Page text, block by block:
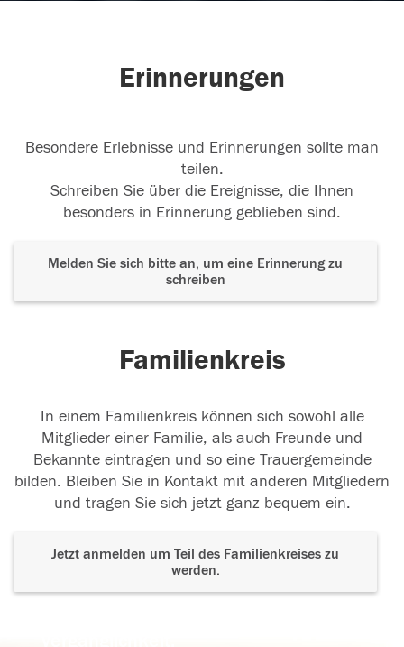
Erinnerungen
Besondere Erlebnisse und Erinnerungen sollte man
teilen.
Schreiben Sie über die Ereignisse, die Ihnen
besonders in Erinnerung geblieben sind.
Melden Sie sich bitte an, um eine Erinnerung zu
schreiben
Familienkreis
In einem Familienkreis können sich sowohl alle
Mitglieder einer Familie, als auch Freunde und
Bekannte eintragen und so eine Trauergemeinde
bilden. Bleiben Sie in Kontakt mit anderen Mitgliedern
und tragen Sie sich jetzt ganz bequem ein.
Jetzt anmelden um Teil des Familienkreises zu
werden.